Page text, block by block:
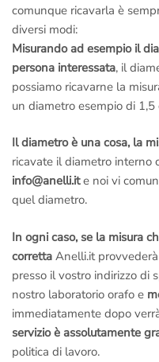
comunque ricavarla è
diversi modi:
Misurando ad esempio il
persona interessata, il
possiamo ricavarne la
un diametro esempio di
Il diametro è una cosa, la
ricavate il diametro interno
info@anelli.ite noi vi
quel diametro.
In ogni caso, se la misura
corretta Anelli.it
presso il vostro indirizzo di
nostro laboratorio orafo e
immediatamente dopo
servizio è assolutamente
politica di lavoro.